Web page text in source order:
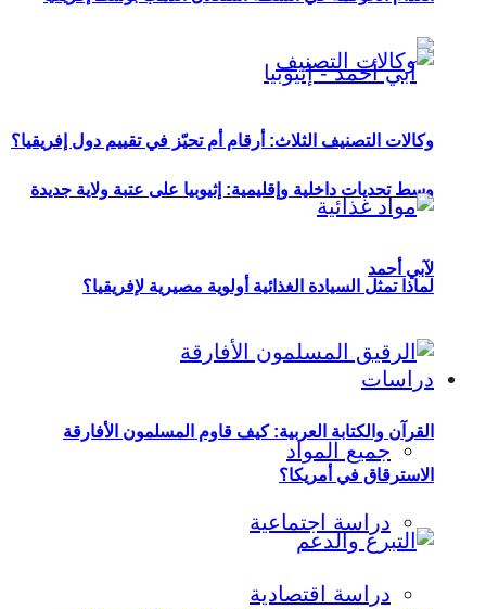
وسط تحديات داخلية وإقليمية: إثيوبيا على عتبة ولاية جديدة
لآبي أحمد
دراسات
جميع المواد
دراسة اجتماعية
دراسة اقتصادية
وكالات التصنيف الثلاث: أرقام أم تحيّز في تقييم دول إفريقيا؟
لماذا تمثل السيادة الغذائية أولوية مصيرية لإفريقيا؟
القرآن والكتابة العربية: كيف قاوم المسلمون الأفارقة
الاسترقاق في أمريكا؟